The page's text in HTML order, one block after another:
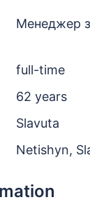
Менеджер з
full-time
62 years
Slavuta
Netishyn,